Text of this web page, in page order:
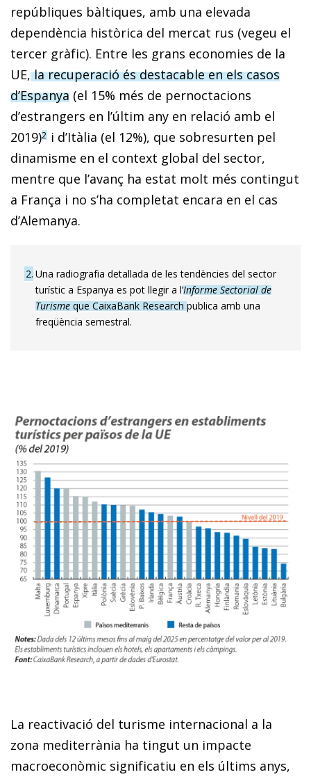
repúbliques bàltiques, amb una elevada
dependència històrica del mercat rus (vegeu el
tercer gràfic). Entre les grans economies de la
UE,la recuperació és destacable en els casos
d’Espanya (el 15% més de pernoctacions
d’estrangers en l’últim any en relació amb el
2019)2 i d’Itàlia (el 12%), que sobresurten pel
dinamisme en el context global del sector,
mentre que l’avanç ha estat molt més contingut
a França i no s’ha completat encara en el cas
d’Alemanya.
2 Una radiografia detallada de les tendències del sector
turístic a Espanya es pot llegir a l’Informe Sectorial de
Turismeque CaixaBank Researchpublica amb una
freqüència semestral.
La reactivació del turisme internacional a la
zona mediterrània ha tingut un impacte
macroeconòmic significatiu en els últims anys,